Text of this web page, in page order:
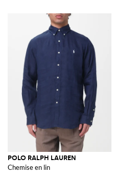
POLO RALPH LAUREN
Chemise en lin